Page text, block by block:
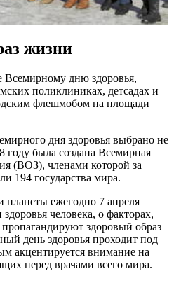
жизни
дню здоровья,
поликлиниках, детсадах и
флешмобом на площади
дня здоровья выбрано не
году была создана Всемирная
(ВОЗ), членами которой за
194 государства мира.
планеты ежегодно 7 апреля
человека, о факторах,
здоровый образ
день здоровья проходит под
акцентируется внимание на
перед врачами всего мира.